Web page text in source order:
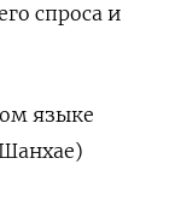
спроса и
языке